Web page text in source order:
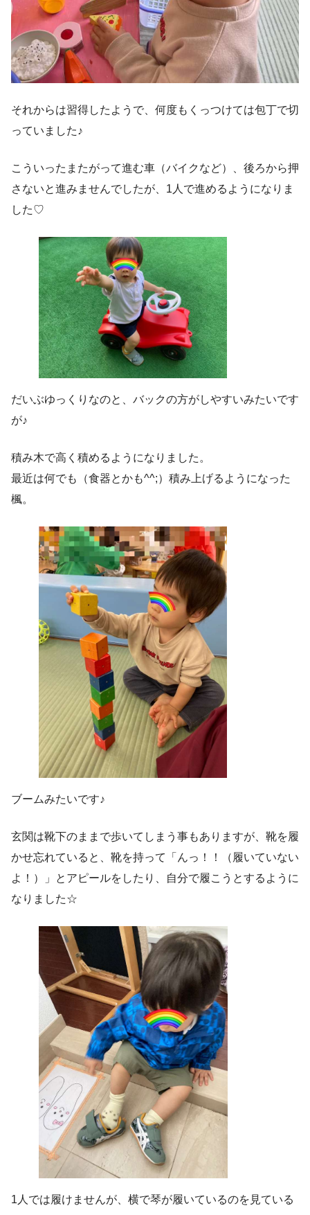
それからは習得したようで、何度もくっつけては包丁で切
っていました♪
こういったまたがって進む車（バイクなど）、後ろから押
さないと進みませんでしたが、1人で進めるようになりま
した♡
だいぶゆっくりなのと、バックの方がしやすいみたいです
が♪
積み木で高く積めるようになりました。
最近は何でも（食器とかも^^;）積み上げるようになった
楓。
ブームみたいです♪
玄関は靴下のままで歩いてしまう事もありますが、靴を履
かせ忘れていると、靴を持って「んっ！！（履いていない
よ！）」とアピールをしたり、自分で履こうとするように
なりました☆
1人では履けませんが、横で琴が履いているのを見ている